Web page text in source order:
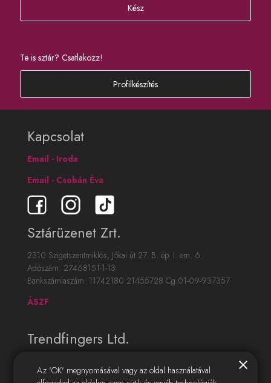
Kész
Te is sztár? Csatlakozz!
Profilkészítés
Kapcsolat
Email - Iroda
Email - Csobán Éva
Sztárüzenet Zrt.
2310 Szigetszentmiklós, Jókai út 27. B. ép. I. em. 6.
Adószám: 27468151-1-13
Bankszámlaszám: 11742180 21455728 Cg.01-09-937357
ÁSZF
Trendfingers Ltd.
Unit 53 Basepoint Business Centre,
Az 'OK' megnyomásával vagy az oldal használatával
close